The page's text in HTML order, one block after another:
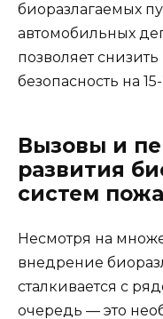
биоразлагаемых
автомобильных
позволяет
безопасность на
Вызовы и
развития
систем
Несмотря на
внедрение
сталкивается с
очередь — это